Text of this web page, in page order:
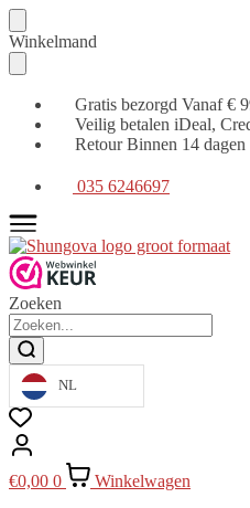
Verder
naar
navigatie
Ga
naar
de
inhoud
Winkelmand
Gratis bezorgd Vanaf €
Veilig betalen iDeal,
Retour Binnen 14 dagen
035 6246697
Zoeken
NL
€0,00 0
Winkelwagen